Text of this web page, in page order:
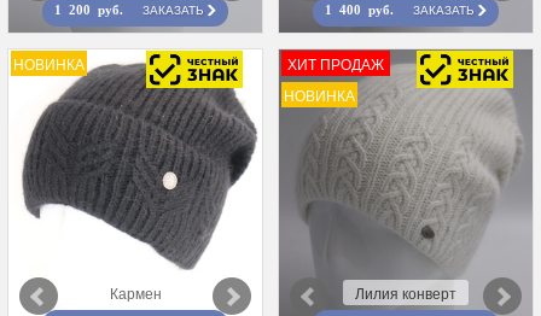
1 200 руб. ЗАКАЗАТЬ 1 400 руб. ЗАКАЗАТЬ
НОВИНКА
Кармен
ХИТ ПРОДАЖ
НОВИНКА
Лилия конверт